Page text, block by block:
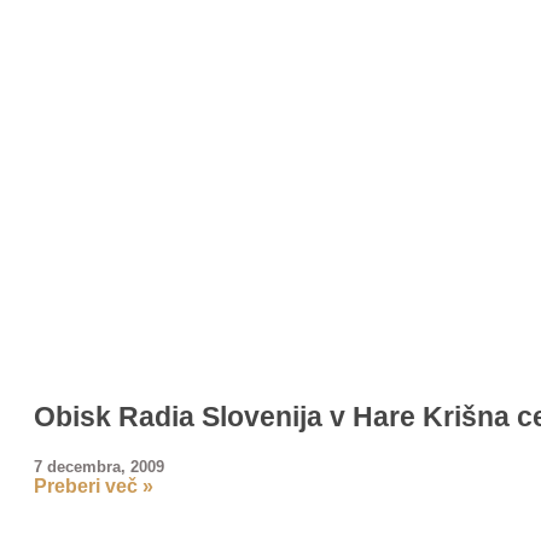
Obisk Radia Slovenija v Hare Krišna
7 decembra, 2009
Preberi več »